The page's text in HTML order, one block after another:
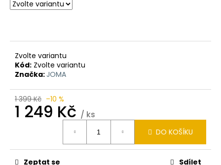
Zvolte variantu
Kód: Zvolte variantu
Značka:JOMA
1 399 Kč –10 %
1 249 Kč / ks
DO KOŠÍKU
Zeptat se Sdílet